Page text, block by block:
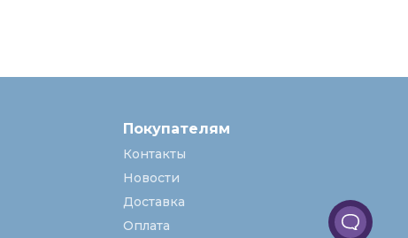
Покупателям
Контакты
Новости
Доставка
Оплата